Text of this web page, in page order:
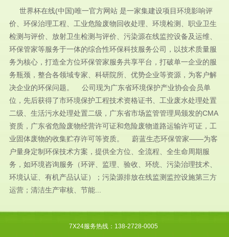
世界杯在线(中国)唯一官方网站 是一家集建设项目环境影响评
价、环保治理工程、工业危险废物回收处理、环境检测、职业卫生
检测与评价、放射卫生检测与评价、污染源在线监控设备及运维、
环保管家等服务于一体的综合性环保科技服务公司，以技术质量服
务为核心，打造全方位环保管家服务共享平台，打破单一企业的服
务瓶颈，整合各领域专家、科研院所、优势企业等资源，为客户解
决企业的环保问题。 公司现为广东省环境保护产业协会会员单
位，先后获得了市环境保护工程技术资格证书、工业废水处理处置
二级、生活污水处理处置二级，广东省市场监管管理局颁发的CMA
资质，广东省危险废物经营许可证和危险废物道路运输许可证，工
业固体废物的收集贮存许可等资质。 蔚蓝生态环保管家——为客
户量身定制环保技术方案，提供全方位、全流程、全生命周期服
务，如环境咨询服务（环评、监理、验收、环统、污染治理技术、
环境认证、有机产品认证）；污染源排放在线监测监控设施第三方
运营；清洁生产审核、节能...
7X24服务热线：138-2728-0005